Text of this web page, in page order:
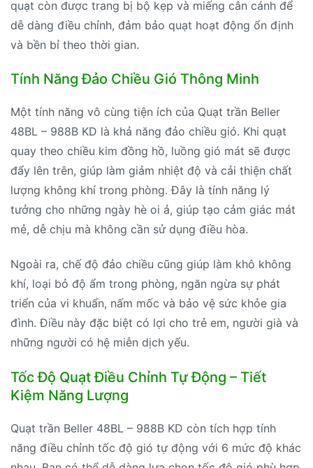
quạt còn được trang bị bộ kẹp và miếng cân cánh để
dễ dàng điều chỉnh, đảm bảo quạt hoạt động ổn định
và bền bỉ theo thời gian.
Tính Năng Đảo Chiều Gió Thông Minh
Một tính năng vô cùng tiện ích của Quạt trần Beller
48BL – 988B KD là khả năng đảo chiều gió. Khi quạt
quay theo chiều kim đồng hồ, luồng gió mát sẽ được
đẩy lên trên, giúp làm giảm nhiệt độ và cải thiện chất
lượng không khí trong phòng. Đây là tính năng lý
tưởng cho những ngày hè oi ả, giúp tạo cảm giác mát
mẻ, dễ chịu mà không cần sử dụng điều hòa.
Ngoài ra, chế độ đảo chiều cũng giúp làm khô không
khí, loại bỏ độ ẩm trong phòng, ngăn ngừa sự phát
triển của vi khuẩn, nấm mốc và bảo vệ sức khỏe gia
đình. Điều này đặc biệt có lợi cho trẻ em, người già và
những người có hệ miễn dịch yếu.
Tốc Độ Quạt Điều Chỉnh Tự Động – Tiết
Kiệm Năng Lượng
Quạt trần Beller 48BL – 988B KD còn tích hợp tính
năng điều chỉnh tốc độ gió tự động với 6 mức độ khác